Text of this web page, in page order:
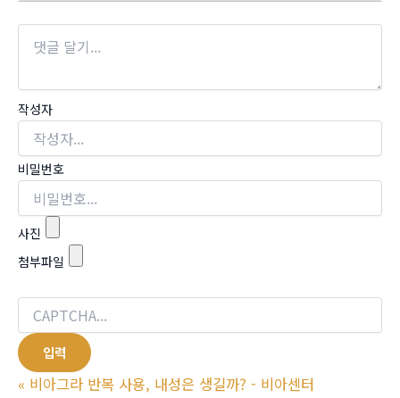
작성자
비밀번호
사진
첨부파일
« 비아그라 반복 사용, 내성은 생길까? - 비아센터